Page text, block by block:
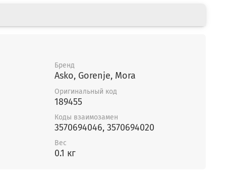
Бренд
Asko, Gorenje, Mora
Оригинальный код
189455
Коды взаимозамен
3570694046, 3570694020
Вес
0.1 кг